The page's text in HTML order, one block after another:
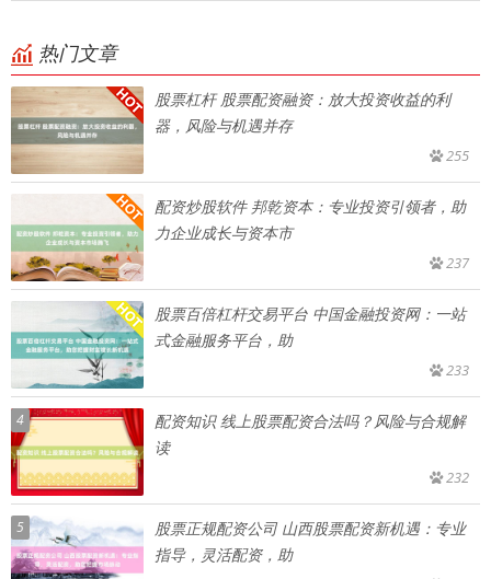
热门文章
股票杠杆 股票配资融资：放大投资收益的利
器，风险与机遇并存
255
配资炒股软件 邦乾资本：专业投资引领者，助
力企业成长与资本市
237
股票百倍杠杆交易平台 中国金融投资网：一站
式金融服务平台，助
233
4
配资知识 线上股票配资合法吗？风险与合规解
读
232
5
股票正规配资公司 山西股票配资新机遇：专业
指导，灵活配资，助